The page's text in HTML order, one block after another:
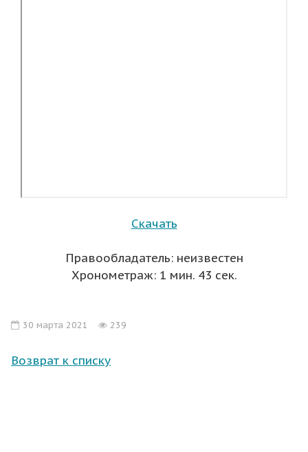
Скачать
Правообладатель: неизвестен
Хронометраж: 1 мин. 43 сек.
30 марта 2021 239
Возврат к списку